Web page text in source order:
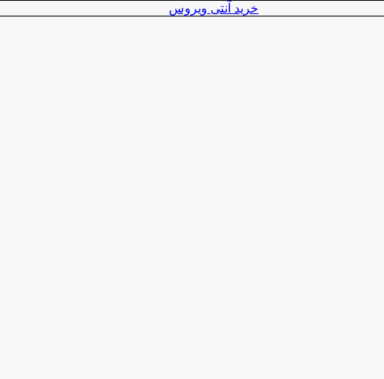
خرید آنتی ویروس